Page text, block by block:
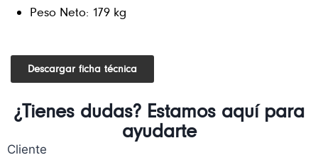
Peso Neto: 179 kg
Descargar ficha técnica
¿Tienes dudas? Estamos aquí para
ayudarte
Cliente